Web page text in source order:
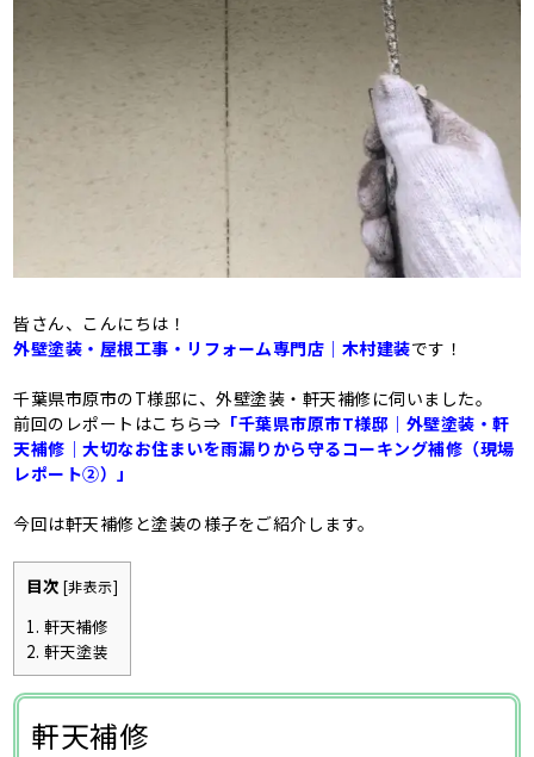
皆さん、こんにちは！
外壁塗装・屋根工事・リフォーム専門店｜木村建装です！
千葉県市原市のT様邸に、外壁塗装・軒天補修に伺いました。
前回のレポートはこちら⇒ 「千葉県市原市T様邸｜外壁塗装・軒
天補修｜大切なお住まいを雨漏りから守るコーキング補修（現場
レポート②）」
今回は軒天補修と塗装の様子をご紹介します。
目次 [非表示]
1. 軒天補修
2. 軒天塗装
軒天補修